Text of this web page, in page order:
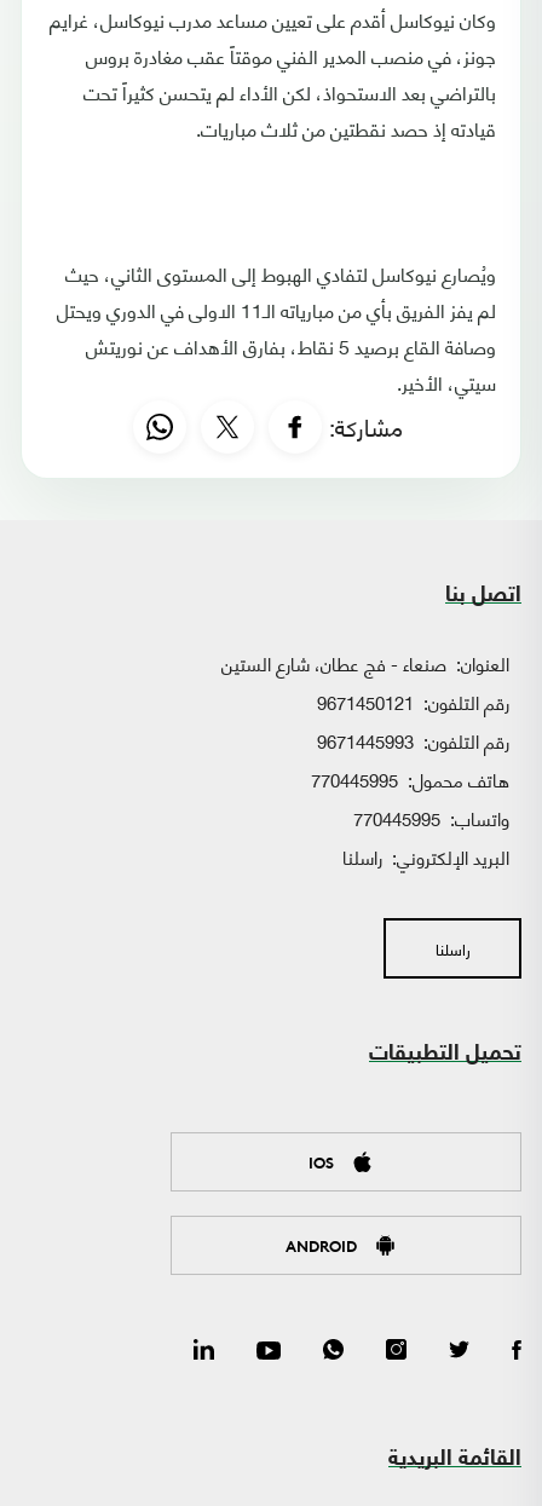
وكان نيوكاسل أقدم على تعيين مساعد مدرب نيوكاسل، غرايم
جونز، في منصب المدير الفني موقتاً عقب مغادرة بروس
بالتراضي بعد الاستحواذ، لكن الأداء لم يتحسن كثيراً تحت
قيادته إذ حصد نقطتين من ثلاث مباريات.
ويُصارع نيوكاسل لتفادي الهبوط إلى المستوى الثاني، حيث
لم يفز الفريق بأي من مبارياته الـ11 الاولى في الدوري ويحتل
وصافة القاع برصيد 5 نقاط، بفارق الأهداف عن نوريتش
سيتي، الأخير.
مشاركة:
اتصل بنا
العنوان: صنعاء - فج عطان، شارع الستين
رقم التلفون: 9671450121
رقم التلفون: 9671445993
هاتف محمول: 770445995
واتساب:
البريد الإلكتروني: راسلنا
راسلنا
تحميل التطبيقات
IOS
ANDROID
القائمة البريدية